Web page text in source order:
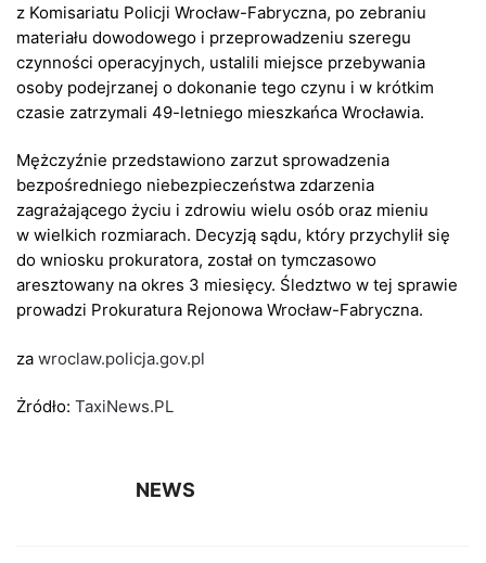
z Komisariatu Policji Wrocław-Fabryczna, po zebraniu
materiału dowodowego i przeprowadzeniu szeregu
czynności operacyjnych, ustalili miejsce przebywania
osoby podejrzanej o dokonanie tego czynu i w krótkim
czasie zatrzymali 49-letniego mieszkańca Wrocławia.
Mężczyźnie przedstawiono zarzut sprowadzenia
bezpośredniego niebezpieczeństwa zdarzenia
zagrażającego życiu i zdrowiu wielu osób oraz mieniu
w wielkich rozmiarach. Decyzją sądu, który przychylił się
do wniosku prokuratora, został on tymczasowo
aresztowany na okres 3 miesięcy. Śledztwo w tej sprawie
prowadzi Prokuratura Rejonowa Wrocław-Fabryczna.
za wroclaw.policja.gov.pl
Żródło: TaxiNews.PL
NEWS